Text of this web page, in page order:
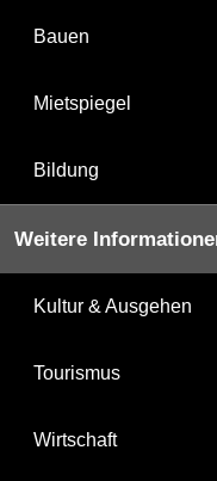
Bauen
Mietspiegel
Bildung
Weitere
Kultur & Ausgehen
Tourismus
Wirtschaft